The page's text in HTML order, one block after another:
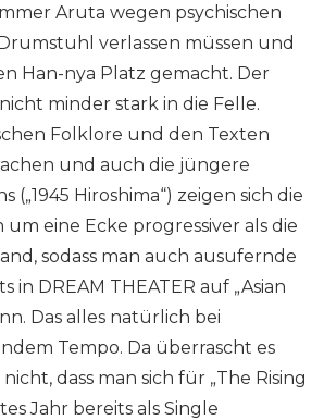
Aruta wegen psychischen
verlassen müssen und
Han-nya Platz gemacht. Der
minder stark in die Felle.
Folklore und den Texten
und auch die jüngere
(„1945 Hiroshima“) zeigen sich die
eine Ecke progressiver als die
sodass man auch ausufernde
DREAM THEATER auf „Asian
Das alles natürlich bei
Tempo. Da überrascht es
dass man sich für „The Rising
Jahr bereits als Single